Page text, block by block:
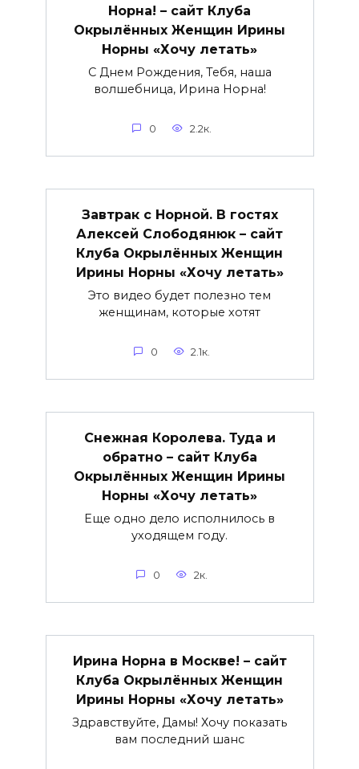
Норна! – сайт Клуба
Окрылённых Женщин Ирины
Норны «Хочу летать»
С Днем Рождения, Тебя, наша
волшебница, Ирина Норна!
0 2.2к.
Завтрак с Норной. В гостях
Алексей Слободянюк – сайт
Клуба Окрылённых Женщин
Ирины Норны «Хочу летать»
Это видео будет полезно тем
женщинам, которые хотят
0 2.1к.
Снежная Королева. Туда и
обратно – сайт Клуба
Окрылённых Женщин Ирины
Норны «Хочу летать»
Еще одно дело исполнилось в
уходящем году.
0 2к.
Ирина Норна в Москве! – сайт
Клуба Окрылённых Женщин
Ирины Норны «Хочу летать»
Здравствуйте, Дамы! Хочу показать
вам последний шанс